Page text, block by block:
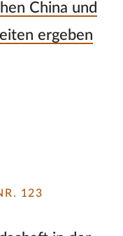
China und
ergeben
123